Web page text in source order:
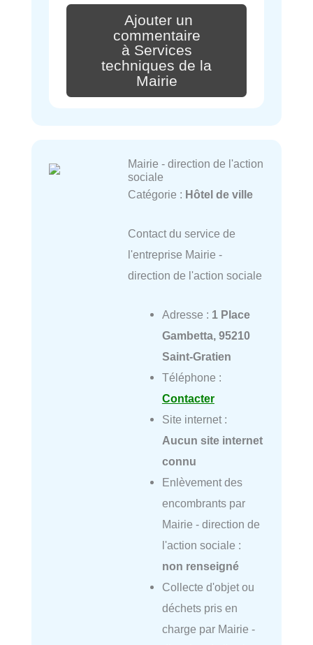
Ajouter un
commentaire
à Services
techniques de la
Mairie
Mairie - direction de l'action
sociale
Catégorie : Hôtel de ville
Contact du service de
l'entreprise Mairie -
direction de l'action sociale
Adresse : 1 Place
Gambetta, 95210
Saint-Gratien
Téléphone :
Contacter
Site internet :
Aucun site internet
connu
Enlèvement des
encombrants par
Mairie - direction de
l'action sociale :
non renseigné
Collecte d'objet ou
déchets pris en
charge par Mairie -